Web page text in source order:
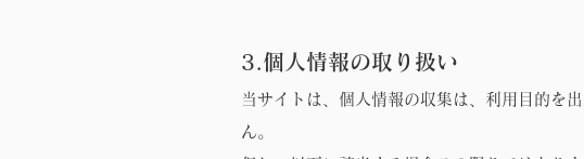
3.個人情報の取り扱い
当サイトは、個人情報の収集は、利用目的を
ん。